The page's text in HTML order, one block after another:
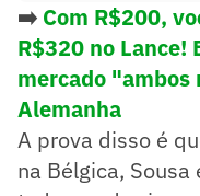
➡️ Com R$200,
R$320 no Lance!
mercado "ambos
Alemanha
A prova disso é
na Bélgica,